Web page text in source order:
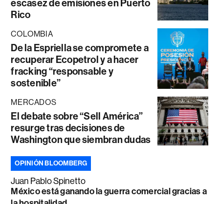
escasez de emisiones en Puerto
Rico
COLOMBIA
De la Espriella se compromete a
recuperar Ecopetrol y a hacer
fracking “responsable y
sostenible”
MERCADOS
El debate sobre “Sell América”
resurge tras decisiones de
Washington que siembran dudas
OPINIÓN BLOOMBERG
Juan Pablo Spinetto
México está ganando la guerra comercial gracias a